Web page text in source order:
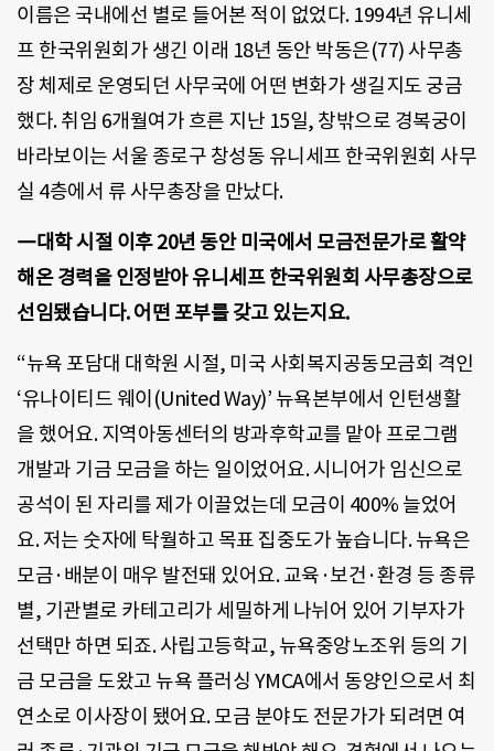
이름은 국내에선 별로 들어본 적이 없었다. 1994년 유니세
프 한국위원회가 생긴 이래 18년 동안 박동은(77) 사무총
장 체제로 운영되던 사무국에 어떤 변화가 생길지도 궁금
했다. 취임 6개월여가 흐른 지난 15일, 창밖으로 경복궁이
바라보이는 서울 종로구 창성동 유니세프 한국위원회 사무
실 4층에서 류 사무총장을 만났다.
―대학 시절 이후 20년 동안 미국에서 모금전문가로 활약
해온 경력을 인정받아 유니세프 한국위원회 사무총장으로
선임됐습니다. 어떤 포부를 갖고 있는지요.
“뉴욕 포담대 대학원 시절, 미국 사회복지공동모금회 격인
‘유나이티드 웨이(United Way)’ 뉴욕본부에서 인턴생활
을 했어요. 지역아동센터의 방과후학교를 맡아 프로그램
개발과 기금 모금을 하는 일이었어요. 시니어가 임신으로
공석이 된 자리를 제가 이끌었는데 모금이 400% 늘었어
요. 저는 숫자에 탁월하고 목표 집중도가 높습니다. 뉴욕은
모금·배분이 매우 발전돼 있어요. 교육·보건·환경 등 종류
별, 기관별로 카테고리가 세밀하게 나뉘어 있어 기부자가
선택만 하면 되죠. 사립고등학교, 뉴욕중앙노조위 등의 기
금 모금을 도왔고 뉴욕 플러싱 YMCA에서 동양인으로서 최
연소로 이사장이 됐어요. 모금 분야도 전문가가 되려면 여